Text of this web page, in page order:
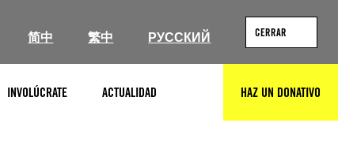
简中 繁中 РУССКИЙ CERRAR
INVOLÚCRATE ACTUALIDAD HAZ UN DONATIVO